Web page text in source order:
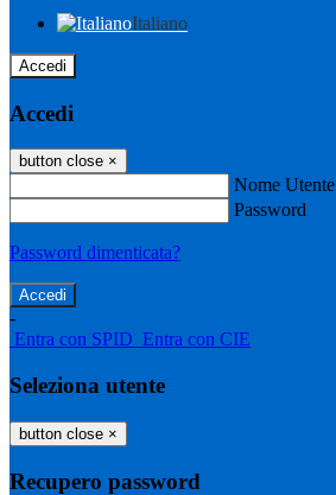
Italiano
Accedi
Accedi
button close ×
Nome Utente
Password
Password dimenticata?
-
Entra con SPID Entra con CIE
Seleziona utente
button close ×
Recupero password